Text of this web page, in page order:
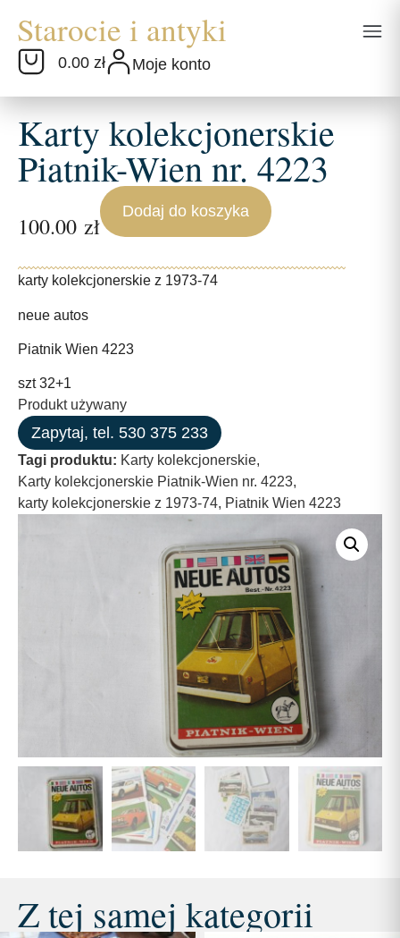
0.00 zł Moje konto
Karty kolekcjonerskie
Piatnik-Wien nr. 4223
100.00 zł
Dodaj do koszyka
karty kolekcjonerskie z 1973-74
neue autos
Piatnik Wien 4223
szt 32+1
Produkt używany
Zapytaj, tel. 530 375 233
Tagi produktu: Karty kolekcjonerskie,
Karty kolekcjonerskie Piatnik-Wien nr. 4223,
karty kolekcjonerskie z 1973-74, Piatnik Wien 4223
Z tej samej kategorii